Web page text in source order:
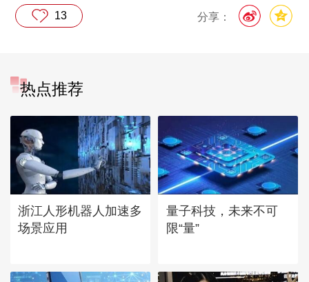
分享：
13
热点推荐
浙江人形机器人加速多
场景应用
量子科技，未来不可
限“量”